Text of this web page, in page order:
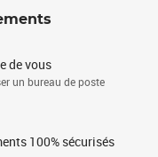
de vous
un bureau de poste
100% sécurisés